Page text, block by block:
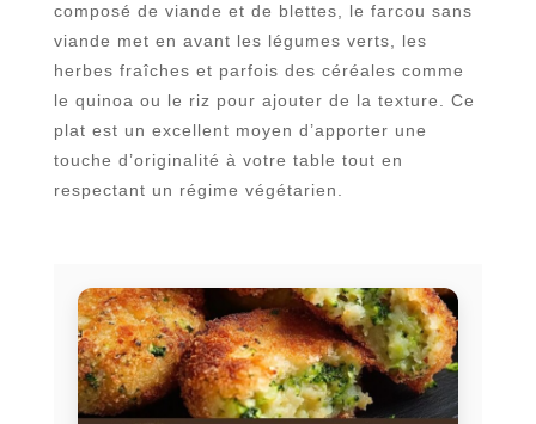
composé de viande et de blettes, le farcou sans
viande met en avant les légumes verts, les
herbes fraîches et parfois des céréales comme
le quinoa ou le riz pour ajouter de la texture. Ce
plat est un excellent moyen d’apporter une
touche d’originalité à votre table tout en
respectant un régime végétarien.